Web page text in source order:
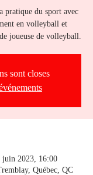
pratique du sport avec
en volleyball et
joueuse de volleyball.
sont closes
2023, 16:00
Québec, QC